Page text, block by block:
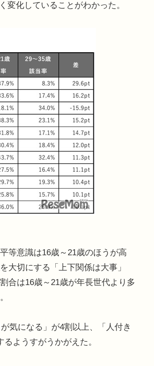
変化していることがわかった。
等意識は16歳～21歳のほうが高
大切にする「上下関係は大事」
合は16歳～21歳が年長世代より多
気になる」が4割以上、「人付き
ようすがうかがえた。